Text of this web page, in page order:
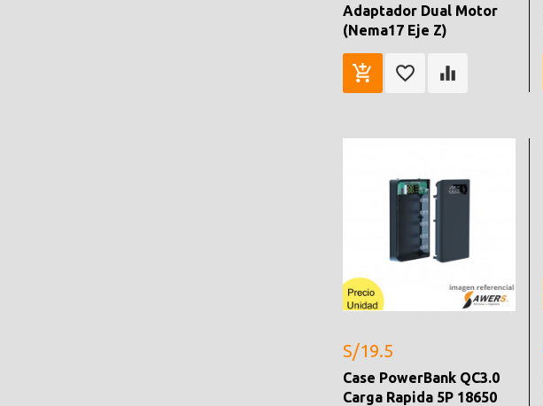
Adaptador Dual Motor
(Nema17 Eje Z)
S/19.5
Case PowerBank QC3.0
Carga Rapida 5P 18650